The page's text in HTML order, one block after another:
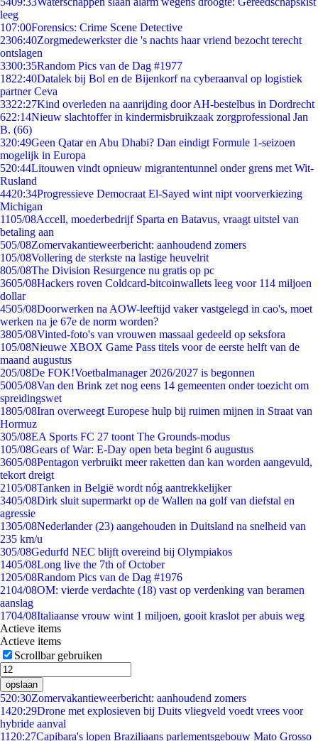
leeg
107:00Forensics: Crime Scene Detective
2306:40Zorgmedewerkster die 's nachts haar vriend bezocht terecht
ontslagen
3300:35Random Pics van de Dag #1977
1822:40Datalek bij Bol en de Bijenkorf na cyberaanval op logistiek
partner Ceva
3322:27Kind overleden na aanrijding door AH-bestelbus in Dordrecht
622:14Nieuw slachtoffer in kindermisbruikzaak zorgprofessional Jan
B. (66)
320:49Geen Qatar en Abu Dhabi? Dan eindigt Formule 1-seizoen
mogelijk in Europa
520:44Litouwen vindt opnieuw migrantentunnel onder grens met Wit-
Rusland
4420:34Progressieve Democraat El-Sayed wint nipt voorverkiezing
Michigan
1105/08Accell, moederbedrijf Sparta en Batavus, vraagt uitstel van
betaling aan
505/08Zomervakantieweerbericht: aanhoudend zomers
105/08Vollering de sterkste na lastige heuvelrit
805/08The Division Resurgence nu gratis op pc
3605/08Hackers roven Coldcard-bitcoinwallets leeg voor 114 miljoen
dollar
4505/08Doorwerken na AOW-leeftijd vaker vastgelegd in cao's, moet
werken na je 67e de norm worden?
3805/08Vinted-foto's van vrouwen massaal gedeeld op seksfora
105/08Nieuwe XBOX Game Pass titels voor de eerste helft van de
maand augustus
205/08De FOK!Voetbalmanager 2026/2027 is begonnen
5005/08Van den Brink zet nog eens 14 gemeenten onder toezicht om
spreidingswet
1805/08Iran overweegt Europese hulp bij ruimen mijnen in Straat van
Hormuz
305/08EA Sports FC 27 toont The Grounds-modus
105/08Gears of War: E-Day open beta begint 6 augustus
3605/08Pentagon verbruikt meer raketten dan kan worden aangevuld,
tekort dreigt
2105/08Tanken in België wordt nóg aantrekkelijker
3405/08Dirk sluit supermarkt op de Wallen na golf van diefstal en
agressie
1305/08Nederlander (23) aangehouden in Duitsland na snelheid van
235 km/u
305/08Gedurfd NEC blijft overeind bij Olympiakos
1405/08Long live the 7th of October
1205/08Random Pics van de Dag #1976
2104/08OM: vierde verdachte (18) vast op verdenking van beramen
aanslag
1704/08Italiaanse vrouw wint 1 miljoen, gooit kraslot per abuis weg
Actieve items
Actieve items
Scrollbar gebruiken
opslaan
520:30Zomervakantieweerbericht: aanhoudend zomers
1420:29Drone met explosieven bij Duits vliegveld voedt vrees voor
hybride aanval
11 20:27Capibara's lopen Braziliaans parlementsgebouw Mato Grosso